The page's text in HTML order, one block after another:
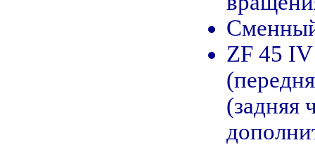
ZF 45 IV
(задняя